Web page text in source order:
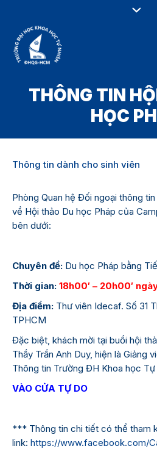
THÔNG TIN
HỌC
Thông tin dành cho sinh viên
Phòng Quan hệ Đối ngoại thông
về Hội thảo Du học Pháp của
bên dưới:
Chuyên đề: Du học Pháp bằng
Thời gian: 18h00′ – 20h00′
Địa điểm: Thư viên Idecaf. Số 31
TPHCM
Đặc biệt, khách mời tại buổi hội
Thầy Trần Anh Duy, hiện là Giảng
Thông tin Trường ĐH Khoa học
VÀO CỬA TỰ DO
*** Thông tin chi tiết có thể tham
link: https://www.facebook.com/